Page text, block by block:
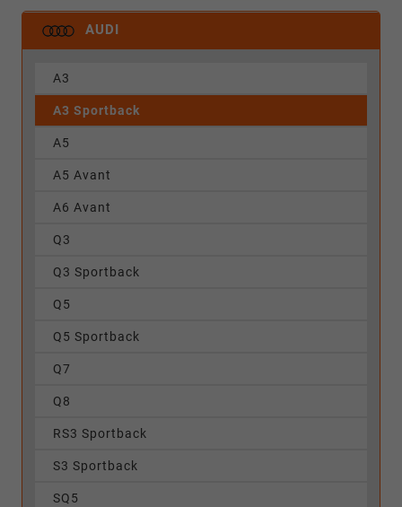
AUDI
A3
A3 Sportback
A5
A5 Avant
A6 Avant
Q3
Q3 Sportback
Q5
Q5 Sportback
Q7
Q8
RS3 Sportback
S3 Sportback
SQ5